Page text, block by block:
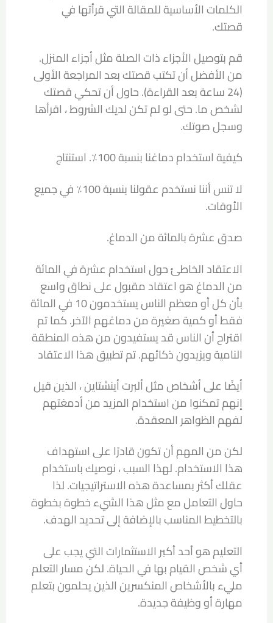
الكلمات الأساسية للمقالة التي قرأتها في
قصتك.
قم بتوصيل الأجزاء ذات الصلة مثل أجزاء المنزل.
من الأفضل أن تكتب قصتك بعد المراجعة الأولى
(24 ساعة بعد القراءة). حاول أن تحكي قصتك
لشخص ما. حتى لو لم تكن لديك الشروط ، اقرأها
وسجل صوتك.
كيفية استخدام دماغنا بنسبة 100٪. استنتاج
لا تنس أننا نستخدم عقولنا بنسبة 100٪ في جميع
الأوقات.
صدق عشرة بالمائة من الدماغ.
الاعتقاد الخاطئ حول استخدام عشرة في المائة
من الدماغ هو اعتقاد مقبول على نطاق واسع
بأن كل أو معظم الناس يستخدمون 10 في المائة
فقط أو كمية صغيرة من دماغهم الآخر. كما تم
اقتراح أن الناس قد يستفيدون من هذه المنطقة
النامية ويزيدون ذكائهم. تم تطبيق هذا الاعتقاد
أيضًا على أشخاص مثل ألبرت أينشتاين ، الذين قيل
إنهم تمكنوا من استخدام المزيد من أدمغتهم
لفهم الظواهر المعقدة.
لكن من المهم أن تكون قادرًا على استهداف
هذا الاستخدام. لهذا السبب ، نوصيك باستخدام
عقلك أكثر بمساعدة هذه الاستراتيجيات. لذا
حاول التعامل مع مثل هذا الشيء خطوة بخطوة
بالتخطيط المناسب بالإضافة إلى تحديد الهدف.
التعليم هو أحد أكبر الاستثمارات التي يجب على
أي شخص القيام بها في الحياة. لكن مسار التعلم
مليء بالأشخاص المنكسرين الذين يحلمون بتعلم
مهارة أو وظيفة جديدة.